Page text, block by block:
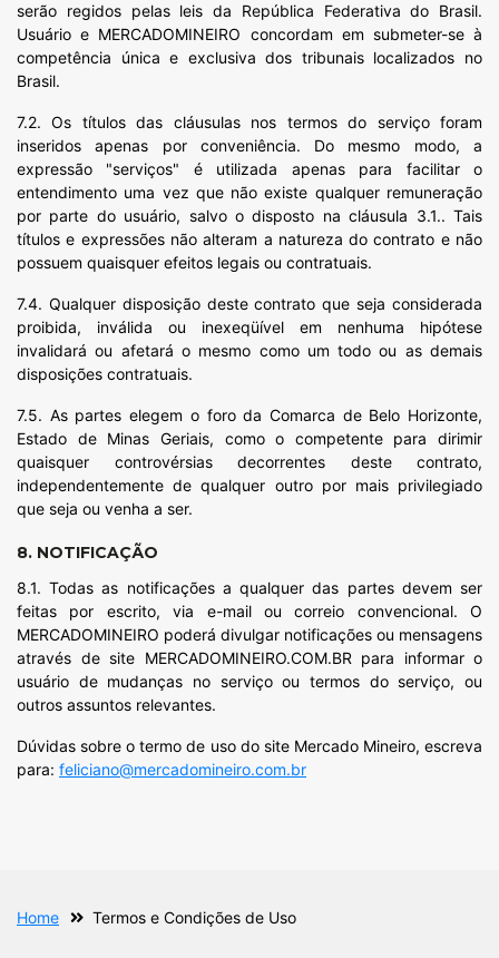
serão regidos pelas leis da República Federativa do Brasil.
Usuário e MERCADOMINEIRO concordam em submeter-se à
competência única e exclusiva dos tribunais localizados no
Brasil.
7.2. Os títulos das cláusulas nos termos do serviço foram
inseridos apenas por conveniência. Do mesmo modo, a
expressão "serviços" é utilizada apenas para facilitar o
entendimento uma vez que não existe qualquer remuneração
por parte do usuário, salvo o disposto na cláusula 3.1.. Tais
títulos e expressões não alteram a natureza do contrato e não
possuem quaisquer efeitos legais ou contratuais.
7.4. Qualquer disposição deste contrato que seja considerada
proibida, inválida ou inexeqüível em nenhuma hipótese
invalidará ou afetará o mesmo como um todo ou as demais
disposições contratuais.
7.5. As partes elegem o foro da Comarca de Belo Horizonte,
Estado de Minas Geriais, como o competente para dirimir
quaisquer controvérsias decorrentes deste contrato,
independentemente de qualquer outro por mais privilegiado
que seja ou venha a ser.
8. NOTIFICAÇÃO
8.1. Todas as notificações a qualquer das partes devem ser
feitas por escrito, via e-mail ou correio convencional. O
MERCADOMINEIRO poderá divulgar notificações ou mensagens
através de site MERCADOMINEIRO.COM.BR para informar o
usuário de mudanças no serviço ou termos do serviço, ou
outros assuntos relevantes.
Dúvidas sobre o termo de uso do site Mercado Mineiro, escreva
para: feliciano@mercadomineiro.com.br
Home Termos e Condições de Uso